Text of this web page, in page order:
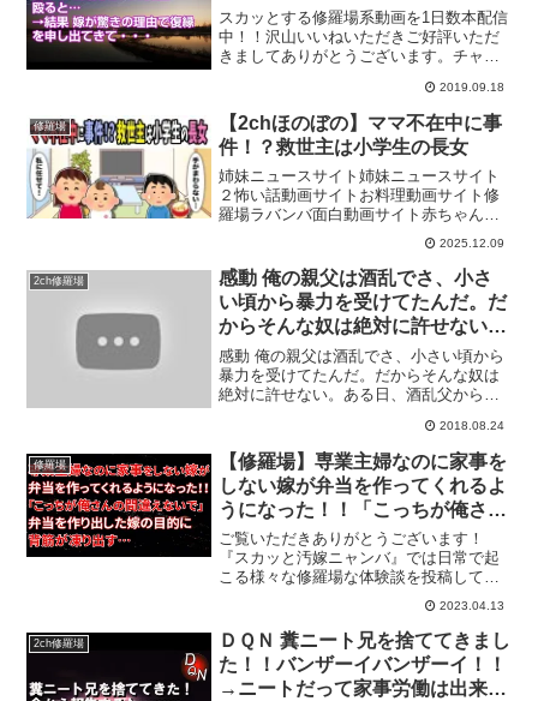
が驚きの理由で復縁を申し出てき
て・・・
スカッとする修羅場系動画を1日数本配信
中！！沢山いいねいただきご好評いただ
きましてありがとうございます。チャン
企画🎁 Line@無料登録はこちら修羅場に
備えて懸賞抽選プレゼントを活用しよう
🎵当チャンネル人...
2019.09.18
修羅場
【2chほのぼの】ママ不在中に事
件！？救世主は小学生の長女
姉妹ニュースサイト姉妹ニュースサイト
２怖い話動画サイトお料理動画サイト修
羅場ラバンバ面白動画サイト赤ちゃん・
子供のほっこりほのぼの短編動画を投稿
しています。隙間時間に是非ご覧くださ
い♪コメントにて、みなさんの体験談も是
非お聞かせください！チ...
2025.12.09
2ch修羅場
感動 俺の親父は酒乱でさ、小さ
い頃から暴力を受けてたんだ。だ
からそんな奴は絶対に許せない。
ある日、酒乱父から暴力を受けて
いた女の子を助けたら、今の嫁に
なっていたｗｗ
感動 俺の親父は酒乱でさ、小さい頃から
暴力を受けてたんだ。だからそんな奴は
絶対に許せない。ある日、酒乱父から暴
嫁になっていたｗｗ◇こちらもオススメ↓
関連動画ＤＱＮ 本屋で買い物をし、レジ
前にあったニ*セン...
2018.08.24
修羅場
【修羅場】専業主婦なのに家事を
しない嫁が弁当を作ってくれるよ
うになった！！「こっちが俺さん
の間違えないで」弁当を作り出し
た嫁の目的に背筋が凍り出す…
ご覧いただきありがとうございます！
『スカッと汚嫁ニャンバ』では日常で起
こる様々な修羅場な体験談を投稿してお
ります。是非チャンネル登録をお願いい
たします！※動画は著作権で保護されて
おります。無断転載、2次利用、当社オリ
ジナルシナリオの流用、改...
2023.04.13
2ch修羅場
ＤＱＮ 糞ニート兄を捨ててきまし
た！！バンザーイバンザーイ！！
→ニートだって家事労働は出来る